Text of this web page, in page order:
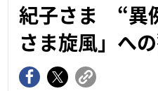
紀子さま “異
さま旋風」へ